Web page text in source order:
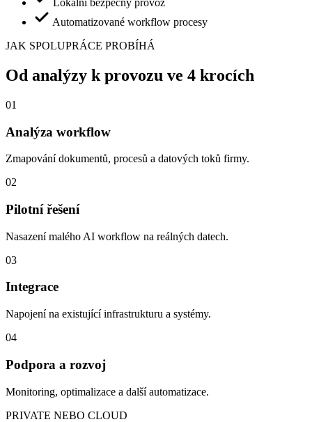
Lokální bezpečný provoz
Automatizované workflow procesy
JAK SPOLUPRÁCE PROBÍHÁ
Od analýzy k provozu ve 4 krocích
01
Analýza workflow
Zmapování dokumentů, procesů a datových toků firmy.
02
Pilotní řešení
Nasazení malého AI workflow na reálných datech.
03
Integrace
Napojení na existující infrastrukturu a systémy.
04
Podpora a rozvoj
Monitoring, optimalizace a další automatizace.
PRIVATE NEBO CLOUD